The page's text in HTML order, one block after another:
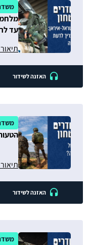
עד
האזנה לשידור
האזנה לשידור